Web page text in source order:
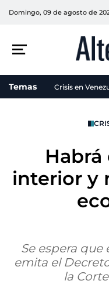
Domingo, 09 de agosto de
Temas Crisis en
interior y
Se espera
emita el
la